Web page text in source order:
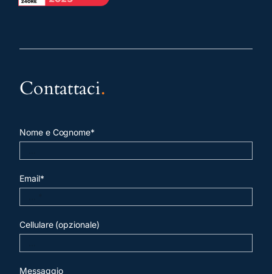
Contattaci.
Nome e Cognome*
Email*
Cellulare (opzionale)
Messaggio